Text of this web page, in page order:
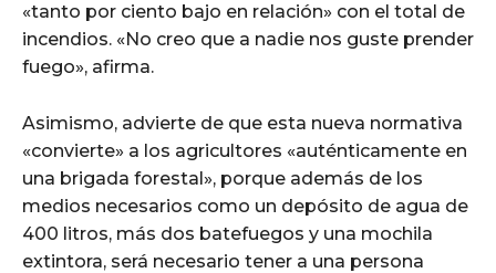
«tanto por ciento bajo en relación» con el total de
incendios. «No creo que a nadie nos guste prender
fuego», afirma.
Asimismo, advierte de que esta nueva normativa
«convierte» a los agricultores «auténticamente en
una brigada forestal», porque además de los
medios necesarios como un depósito de agua de
400 litros, más dos batefuegos y una mochila
extintora, será necesario tener a una persona